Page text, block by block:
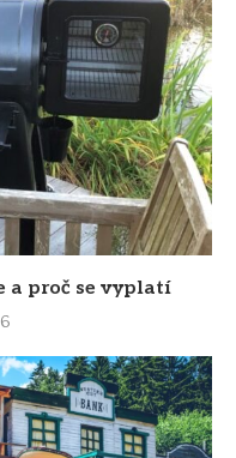
a proč se vyplatí